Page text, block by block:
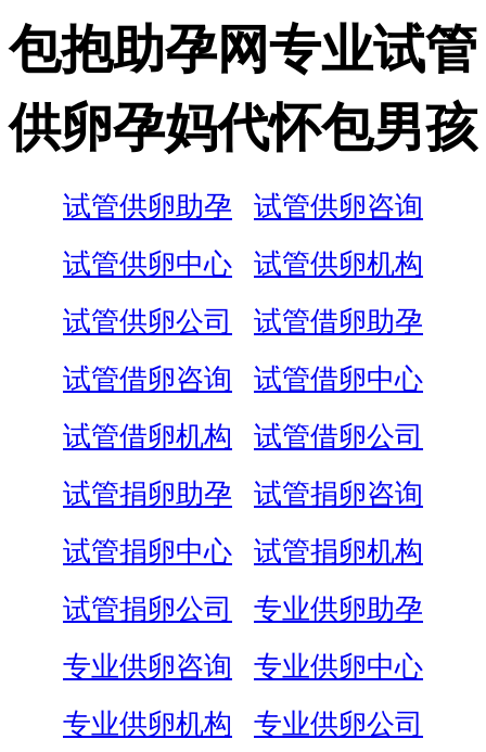
包抱助孕网专业试管
供卵孕妈代怀包男孩
试管供卵助孕
试管供卵咨询
试管供卵中心
试管供卵机构
试管供卵公司
试管借卵助孕
试管借卵咨询
试管借卵中心
试管借卵机构
试管借卵公司
试管捐卵助孕
试管捐卵咨询
试管捐卵中心
试管捐卵机构
试管捐卵公司
专业供卵助孕
专业供卵咨询
专业供卵中心
专业供卵机构
专业供卵公司